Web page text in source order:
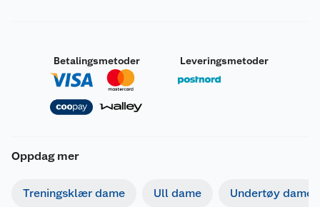
Betalingsmetoder Leveringsmetoder
Oppdag mer
Treningsklær dame Ull dame Undertøy dame